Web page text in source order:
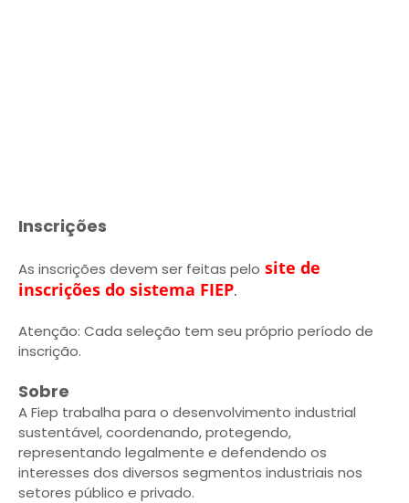
Inscrições
As inscrições devem ser feitas pelo site de
inscrições do sistema FIEP.
Atenção: Cada seleção tem seu próprio período de
inscrição.
Sobre
A Fiep trabalha para o desenvolvimento industrial
sustentável, coordenando, protegendo,
representando legalmente e defendendo os
interesses dos diversos segmentos industriais nos
setores público e privado.